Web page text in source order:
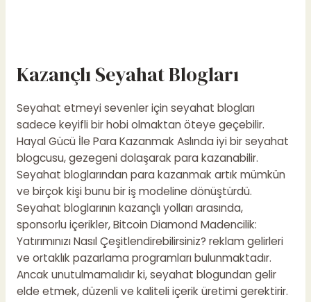
Kazançlı Seyahat Blogları
Seyahat etmeyi sevenler için seyahat blogları
sadece keyifli bir hobi olmaktan öteye geçebilir.
Hayal Gücü İle Para Kazanmak Aslında iyi bir seyahat
blogcusu, gezegeni dolaşarak para kazanabilir.
Seyahat bloglarından para kazanmak artık mümkün
ve birçok kişi bunu bir iş modeline dönüştürdü.
Seyahat bloglarının kazançlı yolları arasında,
sponsorlu içerikler,Bitcoin Diamond Madencilik:
Yatırımınızı Nasıl Çeşitlendirebilirsiniz? reklam gelirleri
ve ortaklık pazarlama programları bulunmaktadır.
Ancak unutulmamalıdır ki, seyahat blogundan gelir
elde etmek, düzenli ve kaliteli içerik üretimi gerektirir.